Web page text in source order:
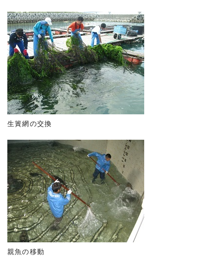
生簀網の交換
親魚の移動